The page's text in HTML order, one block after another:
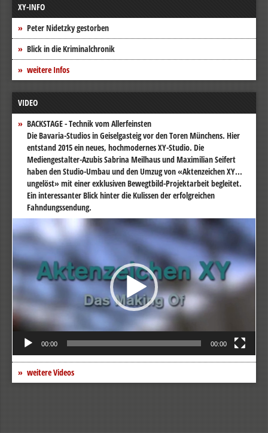
XY-INFO
Peter Nidetzky gestorben
Blick in die Kriminalchronik
weitere Infos
VIDEO
BACKSTAGE - Technik vom Allerfeinsten
Die Bavaria-Studios in Geiselgasteig vor den Toren Münchens. Hier
entstand 2015 ein neues, hochmodernes XY-Studio. Die
Mediengestalter-Azubis Sabrina Meilhaus und Maximilian Seifert
haben den Studio-Umbau und den Umzug von «Aktenzeichen XY...
ungelöst» mit einer exklusiven Bewegtbild-Projektarbeit begleitet.
Ein interessanter Blick hinter die Kulissen der erfolgreichen
Fahndungssendung.
Video-
Player
00:00 00:00
weitere Videos